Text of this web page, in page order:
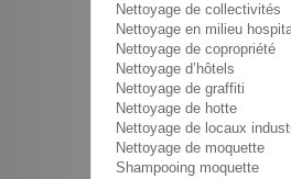
Nettoyage de collectivités
Nettoyage en milieu
Nettoyage de copropriété
Nettoyage d’hôtels
Nettoyage de graffiti
Nettoyage de hotte
Nettoyage de locaux
Nettoyage de moquette
Shampooing moquette